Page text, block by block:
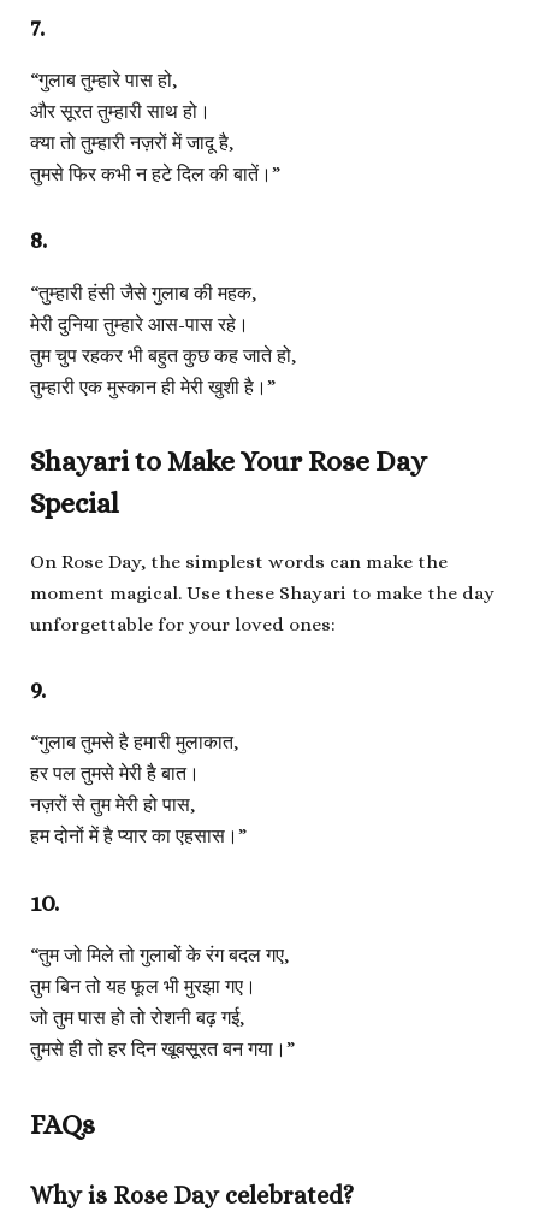
7.
“गुलाब तुम्हारे पास हो,
और सूरत तुम्हारी साथ हो।
क्या तो तुम्हारी नज़रों में जादू है,
तुमसे फिर कभी न हटे दिल की बातें।”
8.
“तुम्हारी हंसी जैसे गुलाब की महक,
मेरी दुनिया तुम्हारे आस-पास रहे।
तुम चुप रहकर भी बहुत कुछ कह जाते हो,
तुम्हारी एक मुस्कान ही मेरी खुशी है।”
Shayari to Make Your Rose Day
Special
On Rose Day, the simplest words can make the
moment magical. Use these Shayari to make the day
unforgettable for your loved ones:
9.
“गुलाब तुमसे है हमारी मुलाकात,
हर पल तुमसे मेरी है बात।
नज़रों से तुम मेरी हो पास,
हम दोनों में है प्यार का एहसास।”
10.
“तुम जो मिले तो गुलाबों के रंग बदल गए,
तुम बिन तो यह फूल भी मुरझा गए।
जो तुम पास हो तो रोशनी बढ़ गई,
तुमसे ही तो हर दिन खूबसूरत बन गया।”
FAQs
Why is Rose Day celebrated?